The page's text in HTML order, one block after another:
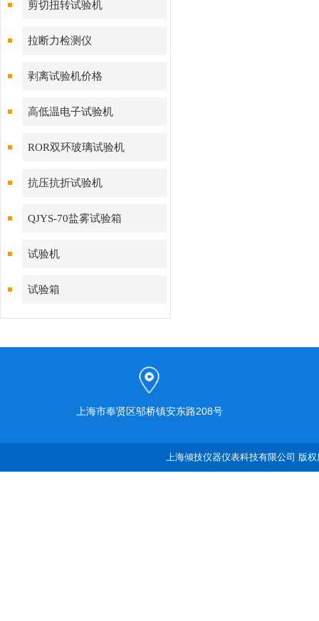
剪切扭转试验机
拉断力检测仪
剥离试验机价格
高低温电子试验机
ROR双环玻璃试验机
抗压抗折试验机
QJYS-70盐雾试验箱
试验机
试验箱
上海市奉贤区邬桥镇安东路208号
上海倾技仪器仪表科技有限公司 版